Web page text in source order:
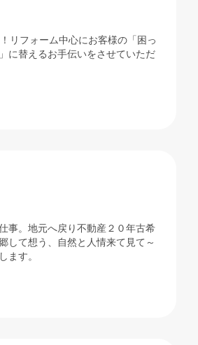
リフォーム中心にお客様の「困っ
に替えるお手伝いをさせていただ
事。地元へ戻り不動産２０年古希
して想う、自然と人情来て見て～
ます。